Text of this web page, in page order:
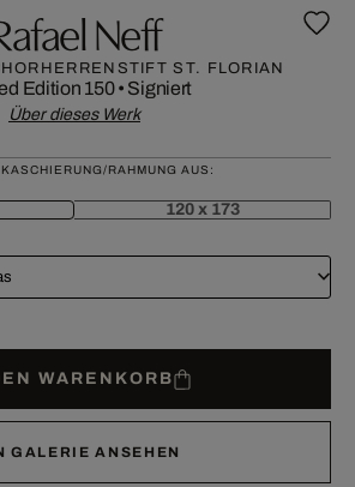
Neff
ST. FLORIAN
Edition 150• Signiert
Über dieses Werk
RAHMUNG AUS:
120 x 173
WARENKORB
GALERIE ANSEHEN